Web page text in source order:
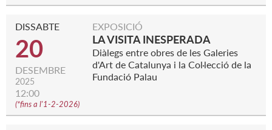
DISSABTE
20
DESEMBRE
2025
12:00
(*fins a l'1-2-2026)
EXPOSICIÓ
LA VISITA INESPERADA
Diàlegs entre obres de les Galeries
d'Art de Catalunya i la Col·lecció de la
Fundació Palau